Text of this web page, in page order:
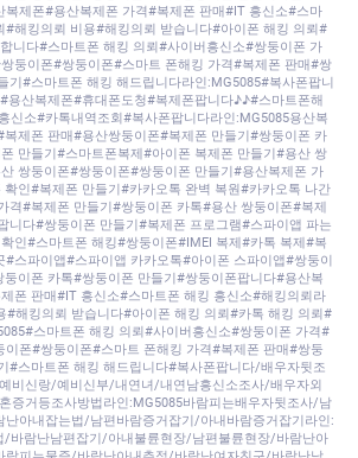
복제폰#용산복제폰 가격#복제폰 판매#IT 흥신소#스마
#해킹의뢰 비용#해킹의뢰 받습니다#아이폰 해킹 의뢰#
니다#스마트폰 해킹 의뢰#사이버흥신소#쌍둥이폰 가
둥이폰#쌍둥이폰#스마트 폰해킹 가격#복제폰 판매#쌍
기#스마트폰 해킹 해드립니다라인:MG5085#복사폰팝니
용산복제폰#휴대폰도청#복제폰팝니다♪♪#스마트폰해
신소#카톡내역조회#복사폰팝니다라인:MG5085용산복
제폰 판매#용산쌍둥이폰#복제폰 만들기#쌍둥이폰 카
만들기#스마트폰복제#아이폰 복제폰 만들기#용산 쌍
쌍둥이폰#쌍둥이폰#쌍둥이폰 만들기#용산복제폰 가
인#복제폰 만들기#카카오톡 완벽 복원#카카오톡 나간
격#복제폰 만들기#쌍둥이폰 카톡#용산 쌍둥이폰#복제
니다#쌍둥이폰 만들기#복제폰 프로그램#스파이앱 파는
인#스마트폰 해킹#쌍둥이폰#IMEI 복제#카톡 복제#복
스파이앱#스파이앱 카카오톡#아이폰 스파이앱#쌍둥이
이폰 카톡#쌍둥이폰 만들기#쌍둥이폰팝니다#용산복
폰 판매#IT 흥신소#스마트폰 해킹 흥신소#해킹의뢰라
#해킹의뢰 받습니다#아이폰 해킹 의뢰#카톡 해킹 의뢰#
스마트폰 해킹 의뢰#사이버흥신소#쌍둥이폰 가격#
이폰#쌍둥이폰#스마트 폰해킹 가격#복제폰 판매#쌍둥
#스마트폰 해킹 해드립니다#복사폰팝니다/배우자뒷조
비신랑/예비신부/내연녀/내연남흥신소조사/배우자외
증거등조사방법라인:MG5085바람피는배우자뒷조사/남
아내잡는법/남편바람증거잡기/아내바람증거잡기라인:
/바람난남편잡기/아내불륜현장/남편불륜현장/바람난아